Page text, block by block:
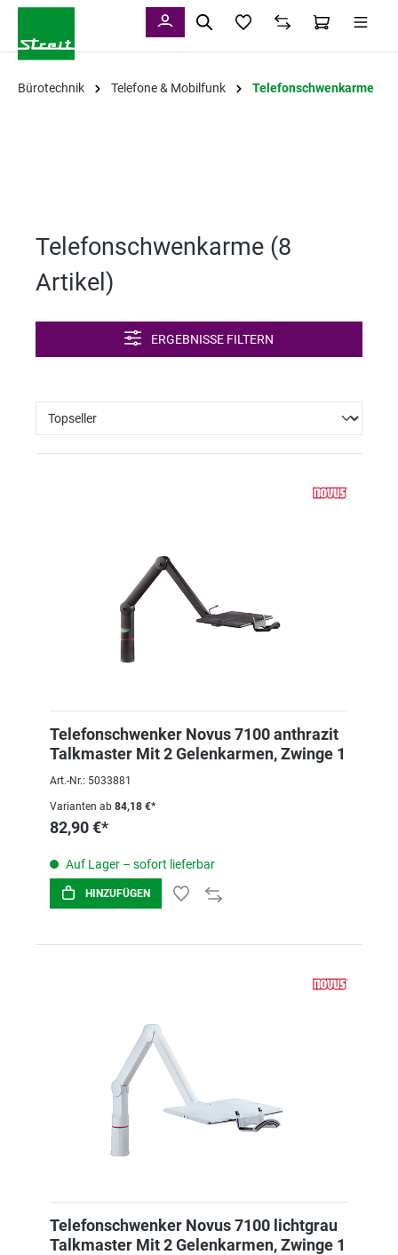
Bürotechnik Telefone & Mobilfunk Telefonschwenkarme
Telefonschwenkarme (8
Artikel )
ERGEBNISSE FILTERN
Telefonschwenker Novus 7100 anthrazit
Talkmaster Mit 2 Gelenkarmen, Zwinge 1
Art.-Nr.: 5033881
Varianten ab 84,18 €*
82,90 €*
Auf Lager – sofort lieferbar
HINZUFÜGEN
Telefonschwenker Novus 7100 lichtgrau
Talkmaster Mit 2 Gelenkarmen, Zwinge 1